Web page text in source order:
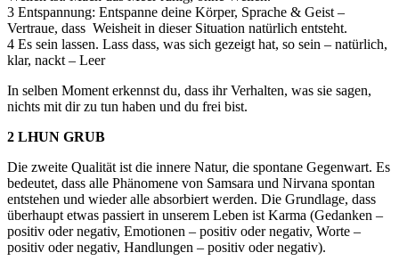
3 Entspannung: Entspanne deine Körper, Sprache & Geist –
Vertraue, dass Weisheit in dieser Situation natürlich entsteht.
4 Es sein lassen. Lass dass, was sich gezeigt hat, so sein – natürlich,
klar, nackt – Leer
In selben Moment erkennst du, dass ihr Verhalten, was sie sagen,
nichts mit dir zu tun haben und du frei bist.
2 LHUN GRUB
Die zweite Qualität ist die innere Natur, die spontane Gegenwart. Es
bedeutet, dass alle Phänomene von Samsara und Nirvana spontan
entstehen und wieder alle absorbiert werden. Die Grundlage, dass
überhaupt etwas passiert in unserem Leben ist Karma (Gedanken –
positiv oder negativ, Emotionen – positiv oder negativ, Worte –
positiv oder negativ, Handlungen – positiv oder negativ).